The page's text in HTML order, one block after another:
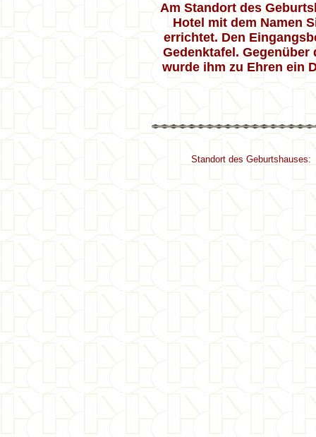
Am Standort des
Hotel mit dem Namen
errichtet. Den
Gedenktafel. Gegenüber
wurde ihm zu Ehren ein
Standort des Geburtshauses: